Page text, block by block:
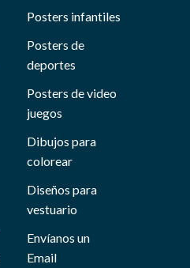
Posters infantiles
Posters de
deportes
Posters de video
juegos
Dibujos para
colorear
Diseños para
vestuario
Envíanos un
Email